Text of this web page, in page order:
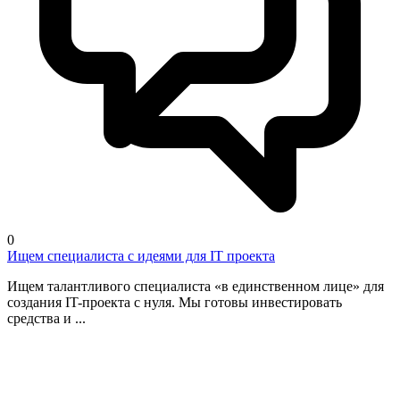
0
Ищем специалиста с идеями для IT проекта
Ищем талантливого специалиста «в единственном лице» для
создания IT-проекта с нуля. Мы готовы инвестировать
средства и ...